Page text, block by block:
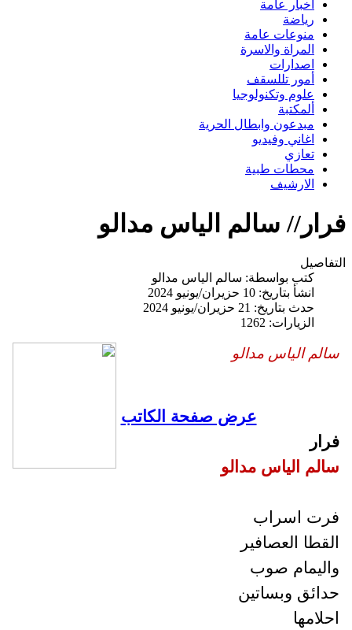
اخبار عامة
رياضة
منوعات عامة
المراة والاسرة
اصدارات
أمور تللسقف
علوم وتكنولوجيا
ألمكتبة
مبدعون وابطال الحرية
اغاني وفيديو
تعازي
محطات طبية
الارشيف
سالم الياس مدالو
كتب بواسطة:سالم الياس مدالو
انشأ بتاريخ: 10 حزيران/يونيو 2024
حدث بتاريخ: 21 حزيران/يونيو 2024
الزيارات: 1262
الياس مدالو
عرض صفحة الكاتب
الياس مدالو
اسراب
العصافير
صوب
وبساتين